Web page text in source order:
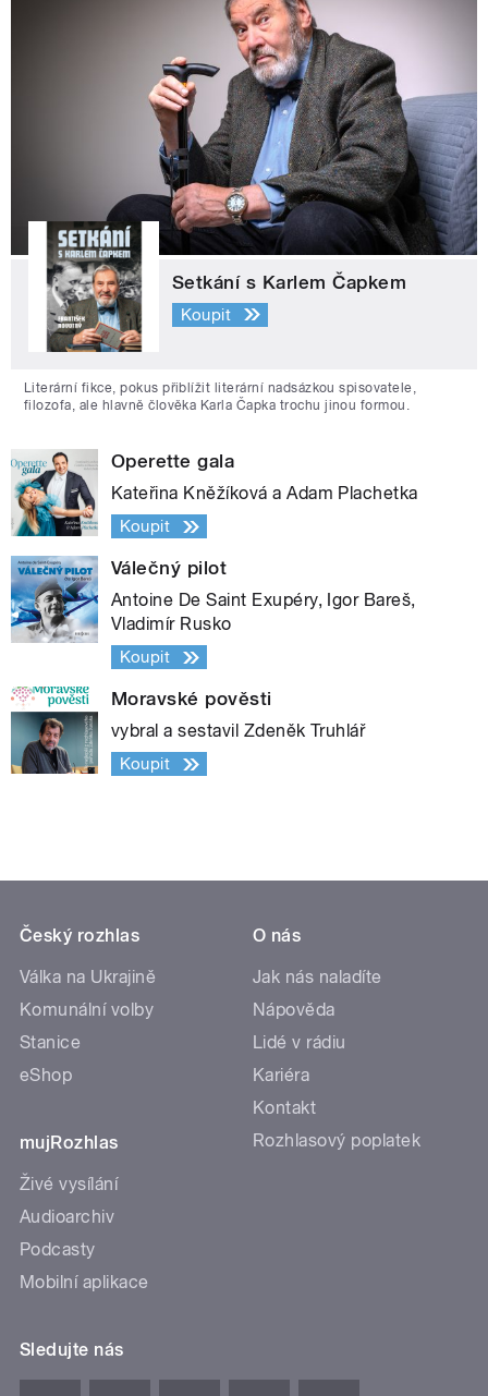
Setkání s Karlem Čapkem
Koupit
Literární fikce, pokus přiblížit literární nadsázkou spisovatele,
filozofa, ale hlavně člověka Karla Čapka trochu jinou formou.
Operette gala
Kateřina Kněžíková a Adam Plachetka
Koupit
Válečný pilot
Antoine De Saint Exupéry, Igor Bareš,
Vladimír Rusko
Koupit
Moravské pověsti
vybral a sestavil Zdeněk Truhlář
Koupit
Český rozhlas
Válka na Ukrajině
Komunální volby
Stanice
eShop
mujRozhlas
Živé vysílání
Audioarchiv
Podcasty
Mobilní aplikace
O nás
Jak nás naladíte
Nápověda
Lidé v rádiu
Kariéra
Kontakt
Rozhlasový poplatek
Sledujte nás